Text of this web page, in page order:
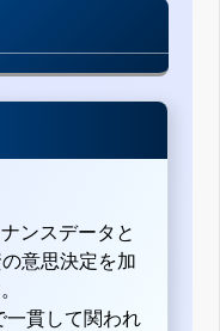
ンスデータと
意思決定を加
一貫して関われ